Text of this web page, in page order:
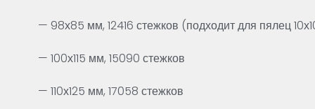
— 98х85 мм, 12416 стежков (подходит для пялец
— 100х115 мм, 15090 стежков
— 110х125 мм, 17058 стежков